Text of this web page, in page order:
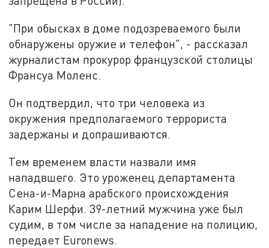
"При обысках в доме подозреваемого были
обнаружены оружие и телефон", - рассказал
журналистам прокурор французской столицы
Франсуа Моленс.
Он подтвердил, что три человека из
окружения предполагаемого террориста
задержаны и допрашиваются.
Тем временем власти назвали имя
нападвшего. Это уроженец департамента
Сена-и-Марна арабского происхождения
Карим Шерфи. 39-летний мужчина уже был
судим, в том числе за нападение на полицию,
передает Euronews.